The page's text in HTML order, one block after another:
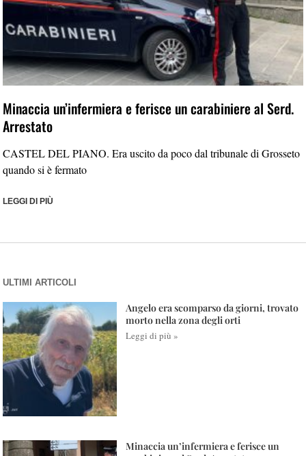
Minaccia un’infermiera e ferisce un carabiniere al Serd.
Arrestato
CASTEL DEL PIANO. Era uscito da poco dal tribunale di Grosseto
quando si è fermato
LEGGI DI PIÙ
ULTIMI ARTICOLI
Angelo era scomparso da giorni, trovato
morto nella zona degli orti
Leggi di più »
Minaccia un’infermiera e ferisce un